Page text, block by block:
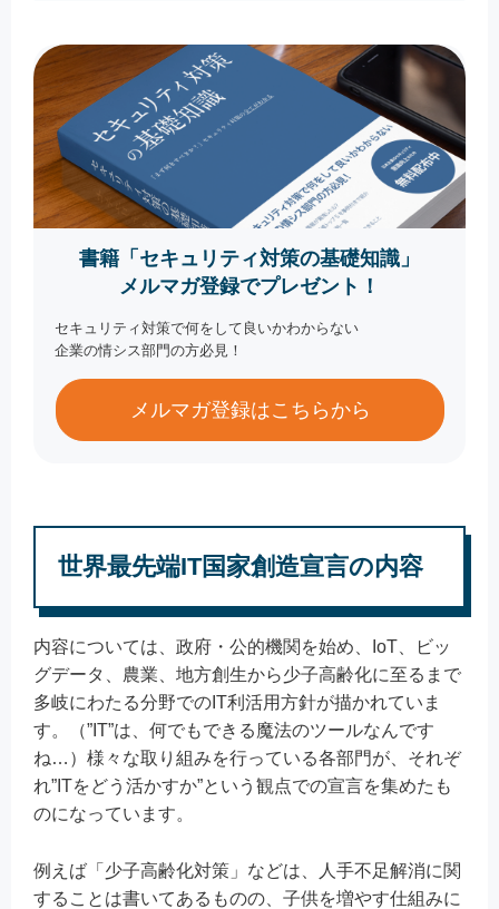
書籍「セキュリティ対策の基礎知識」
メルマガ登録でプレゼント！
セキュリティ対策で何をして良いかわからない
企業の情シス部門の方必見！
メルマガ登録はこちらから
世界最先端IT国家創造宣言の内容
内容については、政府・公的機関を始め、IoT、ビッ
グデータ、農業、地方創生から少子高齢化に至るまで
多岐にわたる分野でのIT利活用方針が描かれていま
す。（”IT”は、何でもできる魔法のツールなんです
ね…）様々な取り組みを行っている各部門が、それぞ
れ”ITをどう活かすか”という観点での宣言を集めたも
のになっています。
例えば「少子高齢化対策」などは、人手不足解消に関
することは書いてあるものの、子供を増やす仕組みに